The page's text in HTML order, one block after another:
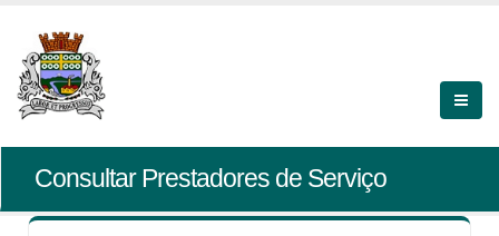
Consultar Prestadores de Serviço